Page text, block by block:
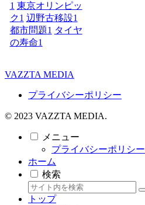
1 東京オリンピッ
ク1 辺野古移設1
都市問題1 タイヤ
の寿命1
VAZZTA MEDIA
プライバシーポリシー
© 2023 VAZZTA MEDIA.
メニュー
プライバシーポリシー
ホーム
検索
トップ